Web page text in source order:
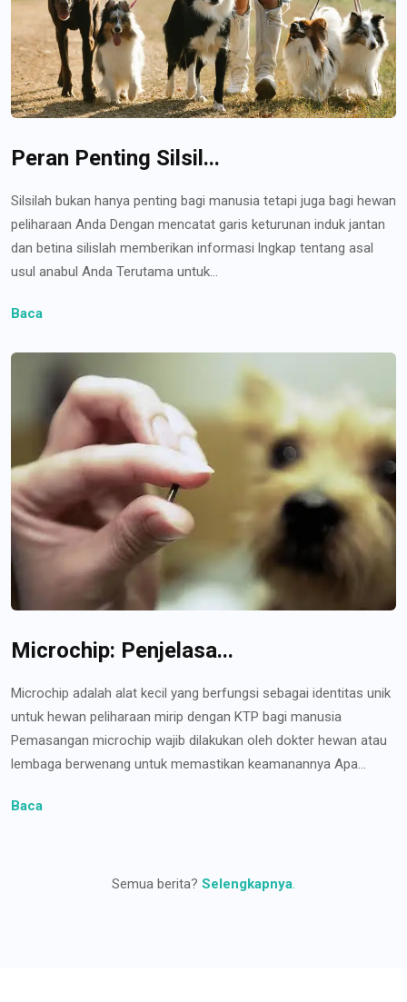
Peran Penting Silsil...
Silsilah bukan hanya penting bagi manusia tetapi juga bagi hewan
peliharaan Anda Dengan mencatat garis keturunan induk jantan
dan betina silislah memberikan informasi lngkap tentang asal
usul anabul Anda Terutama untuk...
Baca
Microchip: Penjelasa...
Microchip adalah alat kecil yang berfungsi sebagai identitas unik
untuk hewan peliharaan mirip dengan KTP bagi manusia
Pemasangan microchip wajib dilakukan oleh dokter hewan atau
lembaga berwenang untuk memastikan keamanannya Apa...
Baca
Semua berita? Selengkapnya